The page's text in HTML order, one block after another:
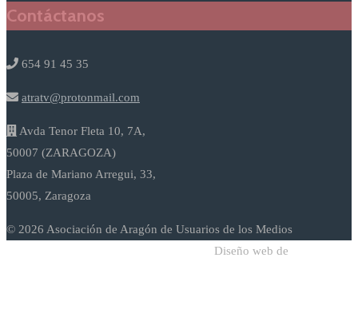
Contáctanos
654 91 45 35
atratv@protonmail.com
Avda Tenor Fleta 10, 7A,
50007 (ZARAGOZA)
Plaza de Mariano Arregui, 33,
50005, Zaragoza
© 2026 Asociación de Aragón de Usuarios de los Medios
Diseño web de